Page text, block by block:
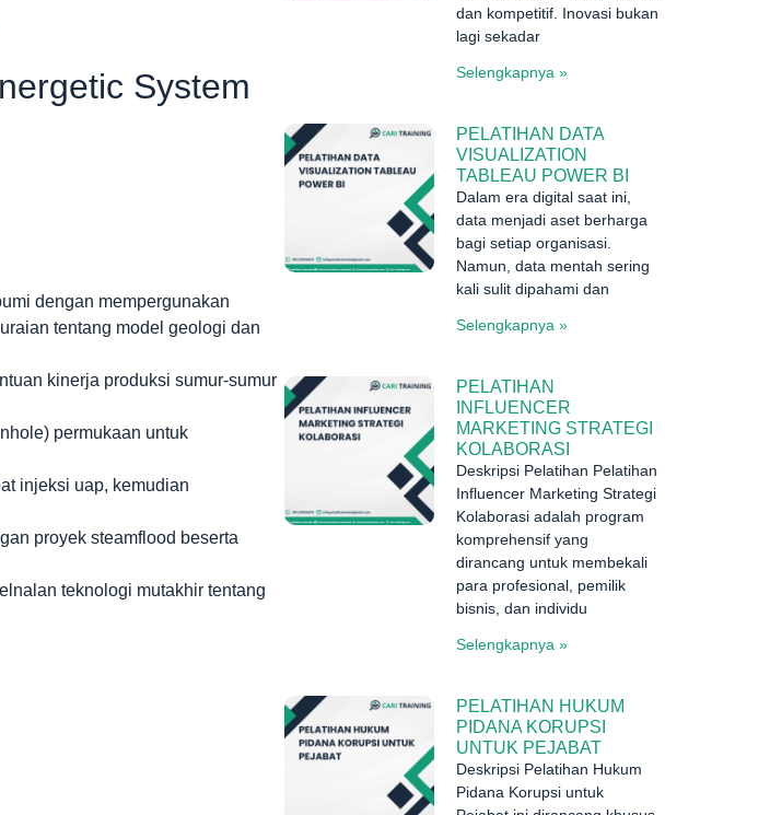
System
dengan mempergunakan
tentang model geologi dan
kinerja produksi sumur-sumur
permukaan untuk
injeksi uap, kemudian
proyek steamflood beserta
teknologi mutakhir tentang
dan kompetitif. Inovasi bukan
lagi sekadar
Selengkapnya »
PELATIHAN DATA
VISUALIZATION
TABLEAU POWER BI
Dalam era digital saat ini,
data menjadi aset berharga
bagi setiap organisasi.
Namun, data mentah sering
kali sulit dipahami dan
Selengkapnya »
PELATIHAN
INFLUENCER
MARKETING STRATEGI
KOLABORASI
Deskripsi Pelatihan Pelatihan
Influencer Marketing Strategi
Kolaborasi adalah program
komprehensif yang
dirancang untuk membekali
para profesional, pemilik
bisnis, dan individu
Selengkapnya »
PELATIHAN HUKUM
PIDANA KORUPSI
UNTUK PEJABAT
Deskripsi Pelatihan Hukum
Pidana Korupsi untuk